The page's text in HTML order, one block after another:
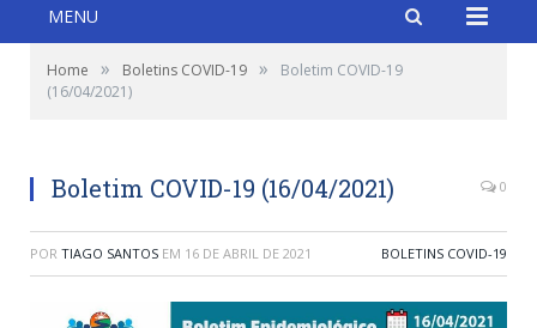
MENU
Home » Boletins COVID-19 »
Boletim COVID-19
(16/04/2021)
Boletim COVID-19 (16/04/2021) 0
POR TIAGO SANTOS EM 16 DE ABRIL DE 2021 BOLETINS COVID-19